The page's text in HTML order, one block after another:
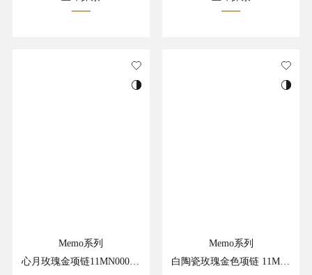
Memo系列
Memo系列